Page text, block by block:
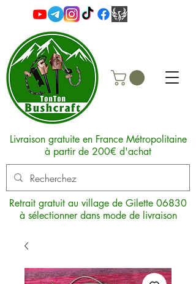
Livraison gratuite en France Métropolitaine
à partir de 200€ d'achat
Retrait gratuit au village de Gilette 06830
à sélectionner dans mode de livraison